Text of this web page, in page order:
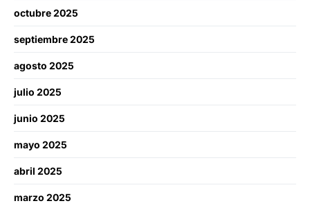
octubre 2025
septiembre 2025
agosto 2025
julio 2025
junio 2025
mayo 2025
abril 2025
marzo 2025